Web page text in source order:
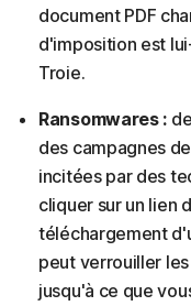
document PDF
d'imposition est
Troie.
Ransomwares :
des campagnes de
incitées par des
cliquer sur un lien
téléchargement
peut verrouiller
jusqu'à ce que